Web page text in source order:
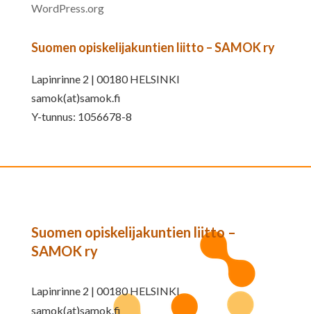
WordPress.org
Suomen opiskelijakuntien liitto – SAMOK ry
Lapinrinne 2 | 00180 HELSINKI
samok(at)samok.fi
Y-tunnus: 1056678-8
Suomen opiskelijakuntien liitto –
SAMOK ry
Lapinrinne 2 | 00180 HELSINKI
samok(at)samok.fi